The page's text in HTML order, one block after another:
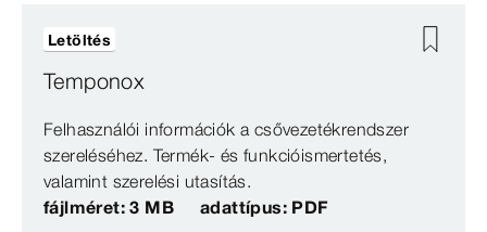
Temponox
Felhasználói információk a csővezetékrendszer
szereléséhez. Termék- és funkcióismertetés,
valamint szerelési utasítás.
fájlméret: 3 MB
adattípus: PDF
Letöltés